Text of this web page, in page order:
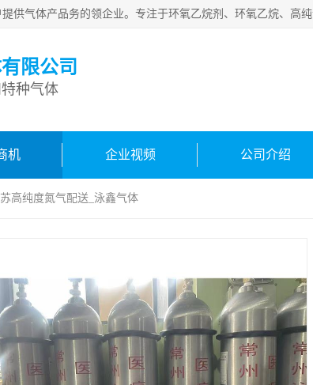
限公司
种气体
机 企业视频 公司介绍
高纯度氮气配送_泳鑫气体